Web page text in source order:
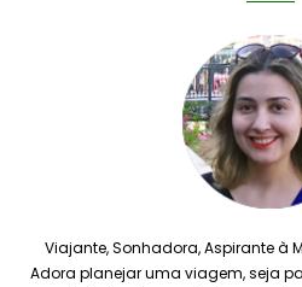
Viajante, Sonhadora, Aspirante à
Adora planejar uma viagem, seja